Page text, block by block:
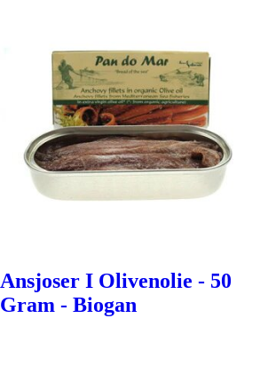
Ansjoser I Olivenolie - 50
Gram - Biogan